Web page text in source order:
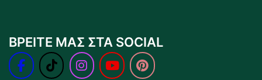
ΒΡΕΙΤΕ ΜΑΣ ΣΤΑ SOCIAL